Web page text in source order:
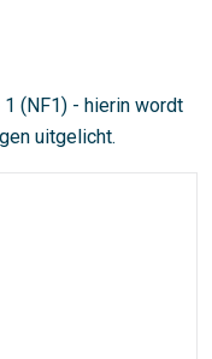
(NF1) - hierin wordt
uitgelicht.